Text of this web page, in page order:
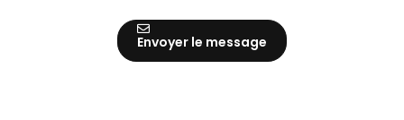
Envoyer le message